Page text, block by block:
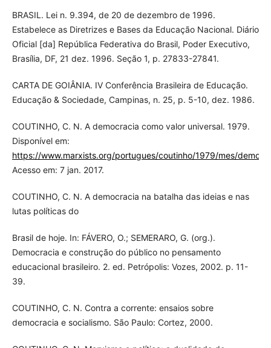
BRASIL. Lei n. 9.394, de 20 de dezembro de 1996.
Estabelece as Diretrizes e Bases da Educação Nacional. Diário
Oficial [da] República Federativa do Brasil, Poder Executivo,
Brasília, DF, 21 dez. 1996. Seção 1, p. 27833-27841.
CARTA DE GOIÂNIA. IV Conferência Brasileira de Educação.
Educação & Sociedade, Campinas, n. 25, p. 5-10, dez. 1986.
COUTINHO, C. N. A democracia como valor universal. 1979.
Disponível em:
https://www.marxists.org/portugues/coutinho/1979/mes/
Acesso em: 7 jan. 2017.
COUTINHO, C. N. A democracia na batalha das ideias e nas
lutas políticas do
Brasil de hoje. In: FÁVERO, O.; SEMERARO, G. (org.).
Democracia e construção do público no pensamento
educacional brasileiro. 2. ed. Petrópolis: Vozes, 2002. p. 11-
39.
COUTINHO, C. N. Contra a corrente: ensaios sobre
democracia e socialismo. São Paulo: Cortez, 2000.